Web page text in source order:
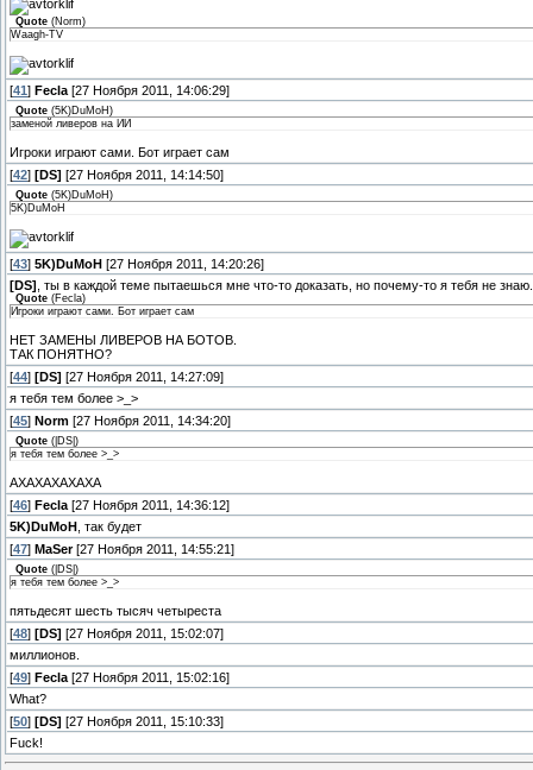
Quote (Norm)
Waagh-TV
[41 ] Fecla [27 Ноября 2011, 14:06:29]
Quote (5K)DuMoH )
заменой ливеров на ИИ
Игроки играют сами. Бот играет сам
[42] [DS] [27 Ноября 2011, 14:14:50]
Quote (5K)DuMoH )
5K)DuMoH
[43] 5K)DuMoH [27 Ноября 2011, 14:20:26]
[DS]
, ты в каждой теме пытаешься мне что-то доказать, но почему-то я тебя не знаю.
Quote (Fecla)
Игроки играют сами. Бот играет сам
НЕТ ЗАМЕНЫ ЛИВЕРОВ НА БОТОВ.
ТАК ПОНЯТНО?
[44] [DS] [27 Ноября 2011, 14:27:09]
я тебя тем более >_>
[45] Norm [27 Ноября 2011, 14:34:20]
Quote ( |DS| )
я тебя тем более >_>
АХАХАХАХАХА
[46] Fecla [27 Ноября 2011, 14:36:12]
5K)DuMoH
, так будет
[47] MaSer[27 Ноября 2011, 14:55:21]
Quote ( |DS| )
я тебя тем более >_>
пятьдесят шесть тысяч четыреста
[48] [DS] [27 Ноября 2011, 15:02:07]
миллионов.
[49] Fecla [27 Ноября 2011, 15:02:16]
What?
[50] [DS] [27 Ноября 2011, 15:10:33]
Fuck!